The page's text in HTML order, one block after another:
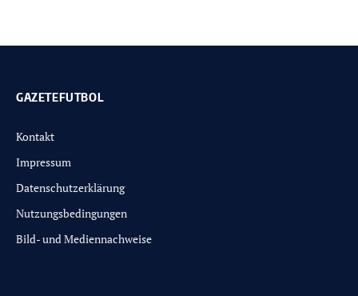
GAZETEFUTBOL
Kontakt
Impressum
Datenschutzerklärung
Nutzungsbedingungen
Bild- und Mediennachweise